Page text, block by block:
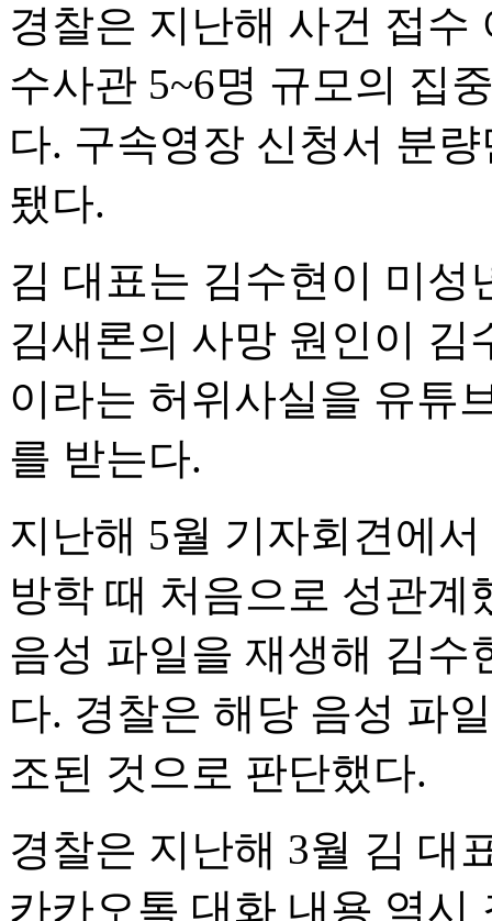
경찰은 지난해 사건 접수
수사관 5~6명 규모의 집
다. 구속영장 신청서 분
됐다.
김 대표는 김수현이 미성
김새론의 사망 원인이 김
이라는 허위사실을 유튜
를 받는다.
지난해 5월 기자회견에
방학 때 처음으로 성관
음성 파일을 재생해 김수
다. 경찰은 해당 음성 파
조된 것으로 판단했다.
경찰은 지난해 3월 김 대
카카오톡 대화 내용 역시